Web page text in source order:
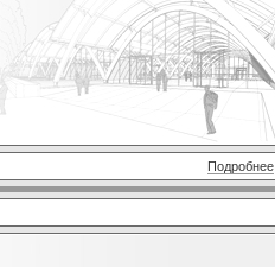
Подробнее